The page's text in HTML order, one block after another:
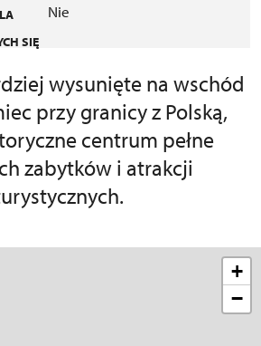
SIĘ
Nie
wysunięte na wschód
przy granicy z Polską,
centrum pełne
zabytków i atrakcji
+
−